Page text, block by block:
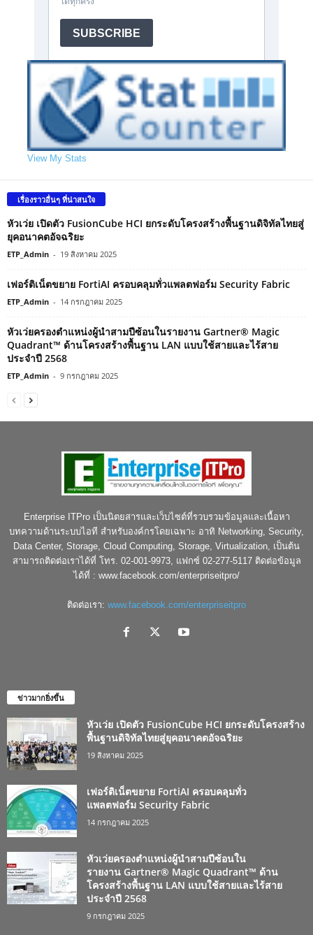
View My Stats
เรื่องราวอื่นๆ ที่น่าสนใจ
หัวเว่ย เปิดตัว FusionCube HCI ยกระดับโครงสร้างพื้นฐานดิจิทัลไทยสู่
ยุคอนาคตอัจฉริยะ
ETP_Admin - 19 สิงหาคม 2025
เฟอร์ติเน็ตขยาย FortiAI ครอบคลุมทั่วแพลตฟอร์ม Security Fabric
ETP_Admin - 14 กรกฎาคม 2025
หัวเว่ยครองตำแหน่งผู้นำสามปีซ้อนในรายงาน Gartner® Magic
Quadrant™ ด้านโครงสร้างพื้นฐาน LAN แบบใช้สายและไร้สาย
ประจำปี 2568
ETP_Admin - 9 กรกฎาคม 2025
Enterprise ITPro เป็นนิตยสารและเว็บไซต์ที่รวบรวมข้อมูลและเนื้อหา
บทความด้านระบบไอที สำหรับองค์กรโดยเฉพาะ อาทิ Networking, Security,
Data Center, Storage, Cloud Computing, Storage, Virtualization, เป็นต้น
สามารถติดต่อเราได้ที่ โทร. 02-001-9973, แฟกซ์ 02-277-5117 ติดต่อข้อมูล
ได้ที่ : www.facebook.com/enterpriseitpro/
ติดต่อเรา: www.facebook.com/enterpriseitpro
ข่าวมากยิ่งขึ้น
หัวเว่ย เปิดตัว FusionCube HCI ยกระดับโครงสร้าง
พื้นฐานดิจิทัลไทยสู่ยุคอนาคตอัจฉริยะ
19 สิงหาคม 2025
เฟอร์ติเน็ตขยาย FortiAI ครอบคลุมทั่ว
แพลตฟอร์ม Security Fabric
14 กรกฎาคม 2025
หัวเว่ยครองตำแหน่งผู้นำสามปีซ้อนใน
รายงาน Gartner® Magic Quadrant™ ด้าน
โครงสร้างพื้นฐาน LAN แบบใช้สายและไร้สาย
ประจำปี 2568
9 กรกฎาคม 2025